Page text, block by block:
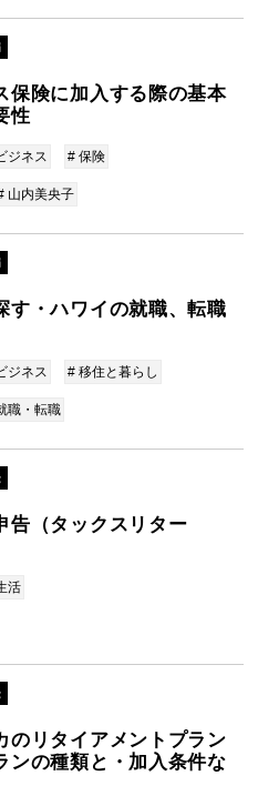
保険に加入する際の基本
性
ジネス # 保険
山内美央子
す・ハワイの就職、転職
ジネス # 移住と暮らし
職・転職
告（タックスリター
活
のリタイアメントプラン
ンの種類と・加入条件な